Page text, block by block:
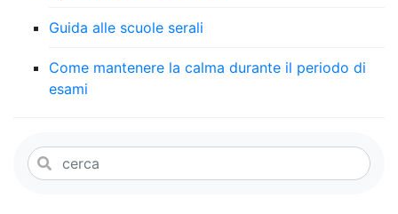
Guida alle scuole serali
Come mantenere la calma durante il periodo di
esami